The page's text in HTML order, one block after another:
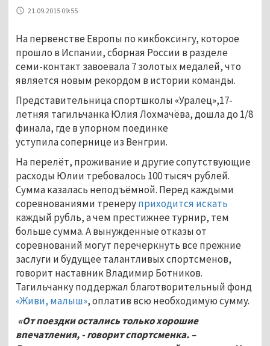
21.09.2015 09:55
На первенстве Европы по кикбоксингу, которое
прошло в Испании, сборная России в разделе
семи-контакт завоевала 7 золотых медалей, что
является новым рекордом в истории команды.
Представительница спортшколы «Уралец»,17-
летняя тагильчанка Юлия Лохмачёва, дошла до 1/8
финала, где в упорном поединке
уступила сопернице из Венгрии.
На перелёт, проживание и другие сопутствующие
расходы Юлии требовалось 100 тысяч рублей.
Сумма казалась неподъёмной. Перед каждыми
соревнованиями тренеруприходится искать
каждый рубль, а чем престижнее турнир, тем
больше сумма. А вынужденные отказы от
соревнований могут перечеркнуть все прежние
заслуги и будущее талантливых спортсменов,
говорит наставник Владимир Ботников.
Тагильчанку поддержал благотворительный фонд
«Живи, малыш», оплатив всю необходимую сумму.
«От поездки остались только хорошие
впечатления, - говорит спортсменка. –